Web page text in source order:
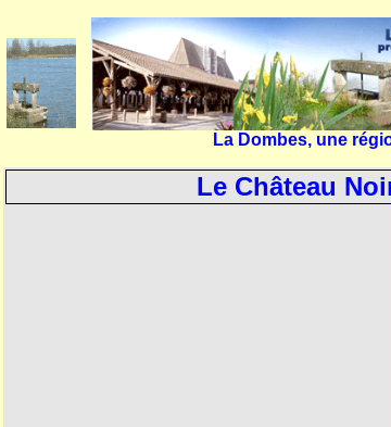
La Dombes, une
Le Château